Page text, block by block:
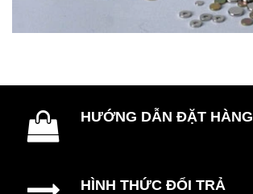
HƯỚNG DẪN ĐẶT HÀNG
HÌNH THỨC ĐỔI TRẢ